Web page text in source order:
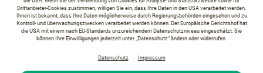
Drittanbieter-Cookies zustimmen, willigen Sie ein, dass Ihre Daten in den USA verarbeitet werden.
Ihnen ist bekannt, dass Ihre Daten möglicherweise durch Regierungsbehörden eingesehen und zu
Kontroll- und überwachungszwecken verarbeitet werden können. Der Europäische Gerichtshof hat
die USA mit einem nach EU-Standards unzureichendem Datenschutzniveau eingeschätzt. Sie
können Ihre Einwilligungen jederzeit unter „Datenschutz“ ändern oder widerrufen.
Datenschutz Impressum